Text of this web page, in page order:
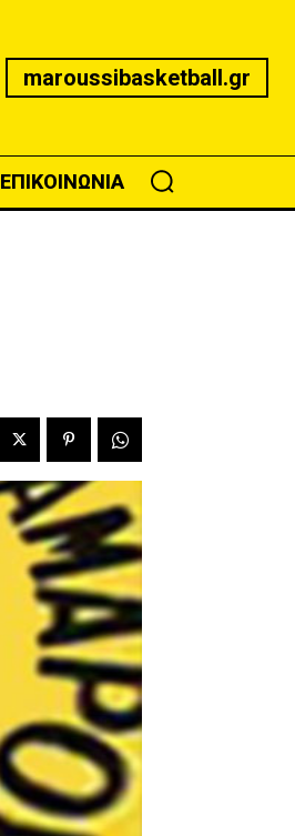
maroussibasketball.gr
ΕΠΙΚΟΙΝΩΝΙΑ